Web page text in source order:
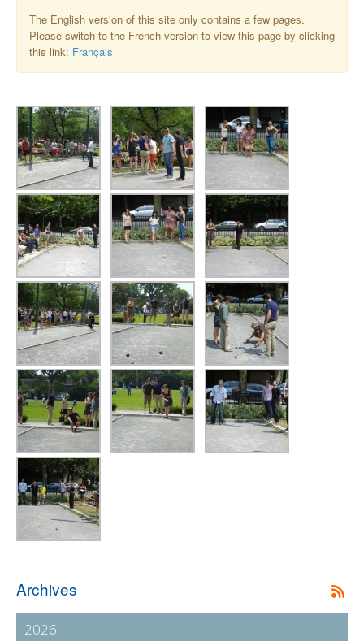
The English version of this site only contains a few pages.
Please switch to the French version to view this page by clicking
this link: Français
Archives
2026